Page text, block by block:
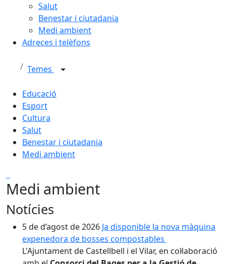
Salut
Benestar i ciutadania
Medi ambient
Adreces i telèfons
Temes
Educació
Esport
Cultura
Salut
Benestar i ciutadania
Medi ambient
Medi ambient
Notícies
5 de d’agost de 2026 Ja disponible la nova màquina
expenedora de bosses compostables
L'Ajuntament de Castellbell i el Vilar, en col·laboració